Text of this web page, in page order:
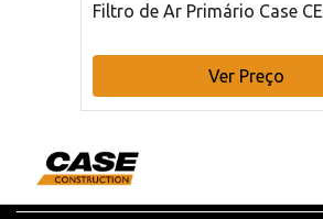
Filtro de Ar Primário Case CE
Ver Preço